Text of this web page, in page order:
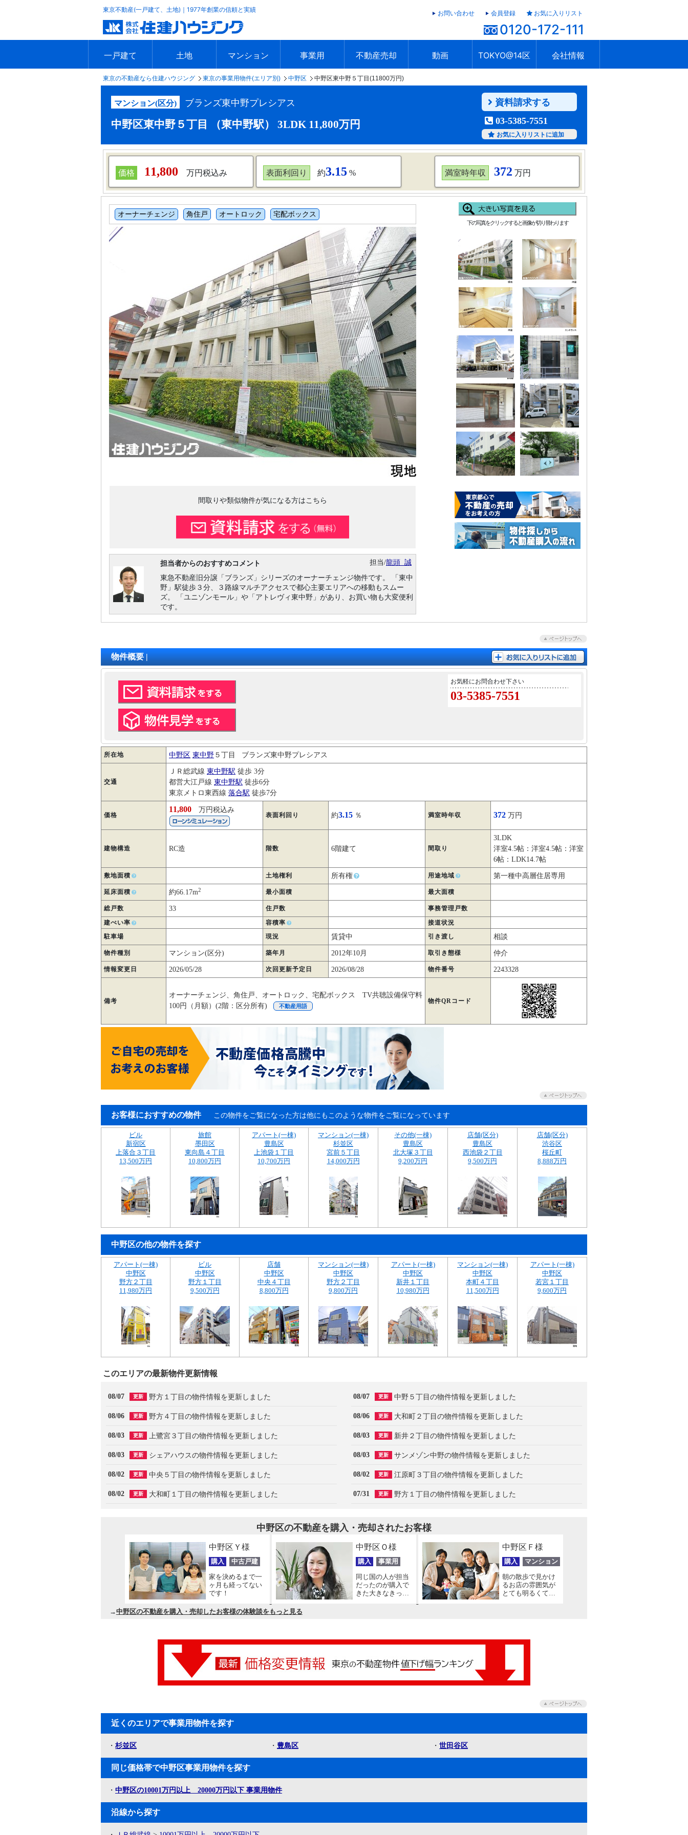
東京不動産(一戸建て、土地)｜1977年創業の信頼と実績 お問い合わせ 会員登録 お気に入りリスト
0120-172-111
一戸建て
エリアで探す
沿線で探す
新築一戸建て
中古一戸建て
本日の新着物件
今週の新着物件
土地
エリアで探す
沿線で探す
本日の新着物件
今週の新着物件
マンション
エリアで探す
沿線で探す
本日の新着物件
今週の新着物件
事業用
エリアで探す
沿線で探す
本日の新着物件
今週の新着物件
不動産売却
不動産売却トップ
簡単無料査定
不動産売却の流れ
不動産売却 Q&A
海外からの不動産売買
動画
住まなび
TVCMギャラリー
放送スケジュール
お客様の声
TOKYO@14区
TOKYO@14区トップ
ブランド 高級住宅街
住まいのお役立ち
税・住宅ローン
不動産投資のポイント
防災！東京の地震
地域情報「東京さんぽ」
会社情報
会社概要
アクセス
住建ハウジング上原支店
住建ハウジング中野
採用情報
東京の不動産なら住建ハウジング 東京の事業用物件(エリア別) 中野区 中野区東中野５丁目(11800万円)
マンション(区分) ブランズ東中野プレシアス
中野区東中野５丁目 （東中野駅） 3LDK 11,800万円
資料請求する
03-5385-7551
お気に入りリストに追加
価格 11,800 万円税込み 表面利回り 約3.15 % 満室時年収 372 万円
オーナーチェンジ 角住戸 オートロック 宅配ボックス
間取りや類似物件が気になる方はこちら
担当者からのおすすめコメント 担当/龍頭 誠
東急不動産旧分譲「ブランズ」シリーズのオーナーチェンジ物件です。 「東中
野」駅徒歩３分、３路線マルチアクセスで都心主要エリアへの移動もスムー
ズ。 「ユニゾンモール」や「アトレヴィ東中野」があり、お買い物も大変便利
です。
下の写真をクリックすると画像が切り替わります
物件概要 |
お気軽にお問合わせ下さい
03-5385-7551
所在地 中野区 東中野 ５丁目 ブランズ東中野プレシアス
交通
ＪＲ総武線 東中野駅 徒歩 3分
都営大江戸線 東中野駅 徒歩6分
東京メトロ東西線 落合駅 徒歩7分
価格
11,800 万円税込み
表面利回り 約3.15 ％ 満室時年収 372 万円
建物構造 RC造 階数 6階建て 間取り
3LDK
洋室4.5帖：洋室4.5帖：洋室
6帖：LDK14.7帖
敷地面積 土地権利 所有権 用途地域 第一種中高層住居専用
延床面積 約66.17m2 最小面積 最大面積
総戸数 33 住戸数
事務管理戸数
建ぺい率
容積率
接道状況
駐車場
現況 賃貸中 引き渡し 相談
物件種別 マンション(区分) 築年月 2012年10月 取引き態様 仲介
情報変更日 2026/05/28 次回更新予定日 2026/08/28 物件番号 2243328
備考
オーナーチェンジ、角住戸、オートロック、宅配ボックス TV共聴設備保守料
100円（月額）(2階：区分所有)
不動産用語
物件QRコード
お客様におすすめの物件 この物件をご覧になった方は他にもこのような物件をご覧になっています
ビル
新宿区
上落合３丁目
13,500万円
旅館
墨田区
東向島４丁目
10,800万円
アパート(一棟)
豊島区
上池袋１丁目
10,700万円
マンション(一棟)
杉並区
宮前５丁目
14,000万円
その他(一棟)
豊島区
北大塚３丁目
9,200万円
店舗(区分)
豊島区
西池袋２丁目
9,500万円
店舗(区分)
渋谷区
桜丘町
8,888万円
中野区の他の物件を探す
アパート(一棟)
中野区
野方２丁目
11,980万円
ビル
中野区
野方１丁目
9,500万円
店舗
中野区
中央４丁目
8,800万円
マンション(一棟)
中野区
野方２丁目
9,800万円
アパート(一棟)
中野区
新井１丁目
10,980万円
マンション(一棟)
中野区
本町４丁目
11,500万円
アパート(一棟)
中野区
若宮１丁目
9,600万円
このエリアの最新物件更新情報
08/07 更新 野方１丁目の物件情報を更新しました 08/07 更新 中野５丁目の物件情報を更新しました
08/06 更新 野方４丁目の物件情報を更新しました 08/06 更新 大和町２丁目の物件情報を更新しました
08/03 更新 上鷺宮３丁目の物件情報を更新しました 08/03 更新 新井２丁目の物件情報を更新しました
08/03 更新 シェアハウスの物件情報を更新しました 08/03 更新 サンメゾン中野の物件情報を更新しました
08/02 更新 中央５丁目の物件情報を更新しました 08/02 更新 江原町３丁目の物件情報を更新しました
08/02 更新 大和町１丁目の物件情報を更新しました 07/31 更新 野方１丁目の物件情報を更新しました
中野区の不動産を購入・売却されたお客様
中野区Ｙ様
購入 中古戸建
家を決めるまで一
ヶ月も経ってない
です！
中野区Ｏ様
購入 事業用
同じ国の人が担当
だったのが購入で
きた大きなきっか
中野区Ｆ様
購入 マンション
朝の散歩で見かけ
るお店の雰囲気が
とても明るくて良
→中野区の不動産を購入・売却したお客様の体験談をもっと見る
近くのエリアで事業用物件を探す
・ 杉並区 ・ 豊島区 ・ 世田谷区
同じ価格帯で中野区事業用物件を探す
・ 中野区の10001万円以上 20000万円以下 事業用物件
沿線から探す